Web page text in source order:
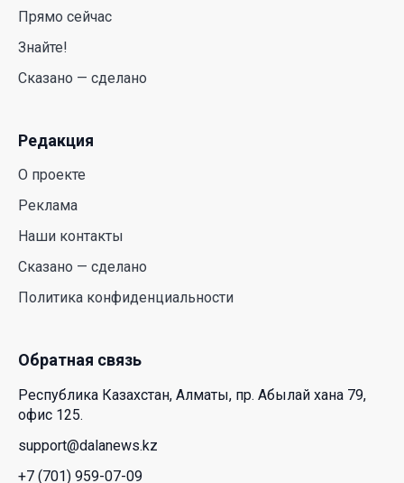
26 Июл. 2026 12:11
республиканских телеканалов
Азии по устойчивости инвестиционного рынка
23 Июл. 2026 15:39
Полный гид: На какую поддержку от государства
Казахстане
посмертного донорства в Казахстане
Прямо сейчас
Знайте!
Сказано — сделано
Редакция
О проекте
Реклама
Наши контакты
Сказано — сделано
Политика конфиденциальности
Обратная связь
Республика Казахстан, Алматы, пр. Абылай хана 79,
офис 125.
support@dalanews.kz
+7 (701) 959-07-09